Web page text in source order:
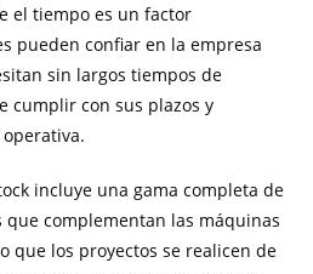
el tiempo es un factor
pueden confiar en la empresa
sin largos tiempos de
cumplir con sus plazos y
incluye una gama completa de
que complementan las máquinas
que los proyectos se realicen de